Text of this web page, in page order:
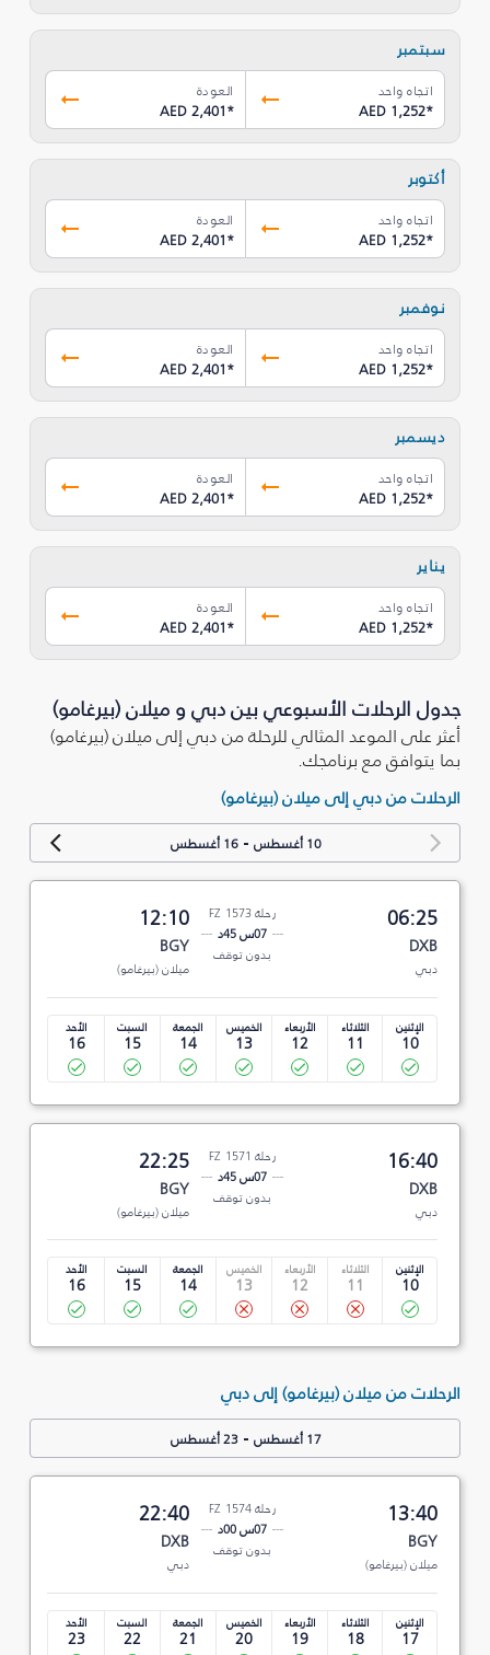
سبتمبر
اتجاه واحد
AED 1,252*
العودة
AED 2,401*
أكتوبر
اتجاه واحد
AED 1,252*
العودة
AED 2,401*
نوفمبر
اتجاه واحد
AED 1,252*
العودة
AED 2,401*
ديسمبر
اتجاه واحد
AED 1,252*
العودة
AED 2,401*
يناير
اتجاه واحد
AED 1,252*
العودة
AED 2,401*
جدول الرحلات الأسبوعي بين دبي و ميلان (بيرغامو)
أعثر على الموعد المثالي للرحلة من دبي إلى ميلان (بيرغامو)
بما يتوافق مع برنامجك.
الرحلات من دبي إلى ميلان (بيرغامو)
10 أغسطس -16 أغسطس
06:25
DXB
دبي
رحلة FZ 1573
07س 45د
بدون توقف
12:10
BGY
ميلان (بيرغامو)
الإثنين
10
الثلاثاء
11
الأربعاء
12
الخميس
13
الجمعة
14
السبت
15
الأحد
16
16:40
DXB
دبي
رحلة FZ 1571
07س 45د
بدون توقف
22:25
BGY
ميلان (بيرغامو)
الإثنين
10
الثلاثاء
11
الأربعاء
12
الخميس
13
الجمعة
14
السبت
15
الأحد
16
الرحلات من ميلان (بيرغامو) إلى دبي
17 أغسطس -23 أغسطس
13:40
BGY
ميلان (بيرغامو)
رحلة FZ 1574
07س 00د
بدون توقف
22:40
DXB
دبي
الإثنين
17
الثلاثاء
18
الأربعاء
19
الخميس
20
الجمعة
21
السبت
22
الأحد
23